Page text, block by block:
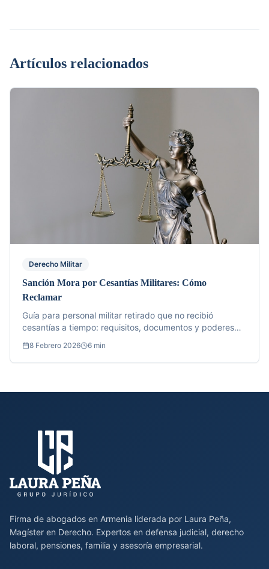
Artículos relacionados
Derecho Militar
Sanción Mora por Cesantías Militares: Cómo
Reclamar
Guía para personal militar retirado que no recibió
cesantías a tiempo: requisitos, documentos y poderes
8 Febrero 2026 6 min
Firma de abogados en Armenia liderada por Laura Peña,
Magíster en Derecho. Expertos en defensa judicial, derecho
laboral, pensiones, familia y asesoría empresarial.